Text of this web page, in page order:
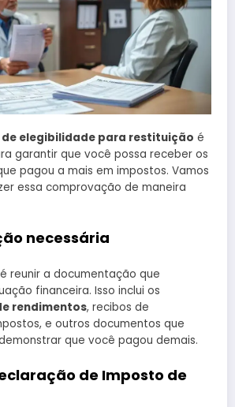
elegibilidade para restituição é
garantir que você possa receber os
pagou a mais em impostos. Vamos
essa comprovação de maneira
necessária
reunir a documentação que
financeira. Isso inclui os
rendimentos, recibos de
e outros documentos que
que você pagou demais.
de Imposto de